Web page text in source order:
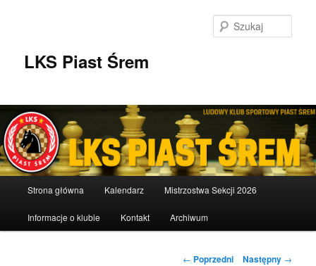
LKS Piast Śrem
Strona główna Kalendarz Mistrzostwa Sekcji 2026
Informacje o klubie Kontakt Archiwum
Nawigacja
← Poprzedni Następny →